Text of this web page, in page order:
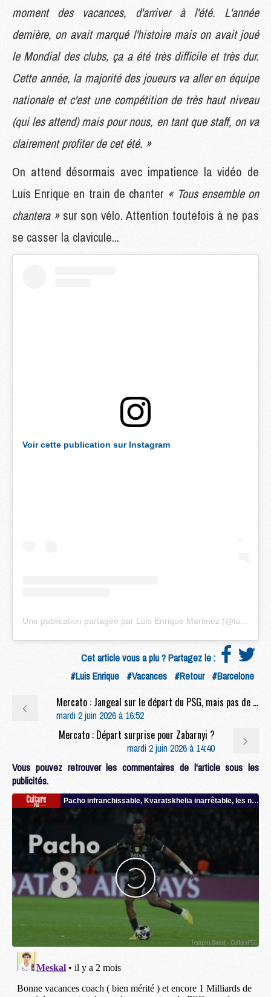
moment des vacances, d'arriver à l'été. L'année
dernière, on avait marqué l'histoire mais on avait joué
le Mondial des clubs, ça a été très difficile et très dur.
Cette année, la majorité des joueurs va aller en équipe
nationale et c'est une compétition de très haut niveau
(qui les attend) mais pour nous, en tant que staff, on va
clairement profiter de cet été. »
On attend désormais avec impatience la vidéo de
Luis Enrique en train de chanter « Tous ensemble on
chantera »sur son vélo. Attention toutefois à ne pas
se casser la clavicule...
Voir cette publication sur Instagram
Cet article vous a plu ? Partagez le :
#Luis Enrique #Vacances #Retour #Barcelone
Mercato : Jangeal sur le départ du PSG, mais pas de QSI ?
mardi 2 juin 2026 à 16:52
Mercato : Départ surprise pour Zabarnyi ?
mardi 2 juin 2026 à 14:40
Vous pouvez retrouver les commentaires de l'article sous les
publicités.